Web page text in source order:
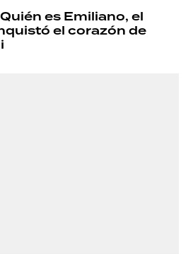
es Emiliano, el
el corazón de